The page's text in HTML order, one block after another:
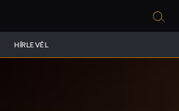
HÍRLEVÉL